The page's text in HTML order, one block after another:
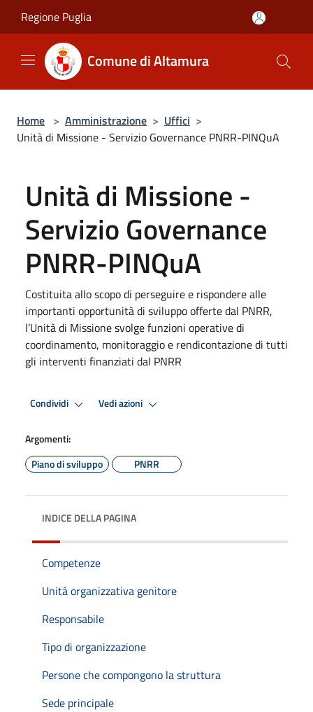
Regione Puglia
Comune di Altamura
Home > Amministrazione > Uffici >
Unità di Missione - Servizio Governance PNRR-PINQuA
Unità di Missione -
Servizio Governance
PNRR-PINQuA
Costituita allo scopo di perseguire e rispondere alle
importanti opportunità di sviluppo offerte dal PNRR,
l’Unità di Missione svolge funzioni operative di
coordinamento, monitoraggio e rendicontazione di tutti
gli interventi finanziati dal PNRR
Condividi Vedi azioni
Argomenti:
Piano di sviluppo
PNRR
INDICE DELLA PAGINA
Competenze
Unità organizzativa genitore
Responsabile
Tipo di organizzazione
Persone che compongono la struttura
Sede principale